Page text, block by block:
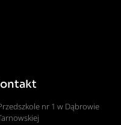
nr 1 w Dąbrowie